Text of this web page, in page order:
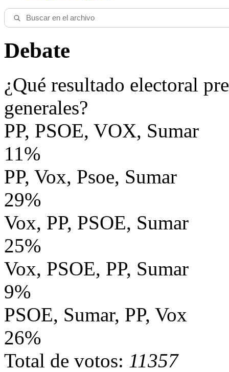
Debate
¿Qué resultado electoral
generales?
PP, PSOE, VOX, Sumar
11%
PP, Vox, Psoe, Sumar
29%
Vox, PP, PSOE, Sumar
25%
Vox, PSOE, PP, Sumar
9%
PSOE, Sumar, PP, Vox
26%
Total de votos: 11357